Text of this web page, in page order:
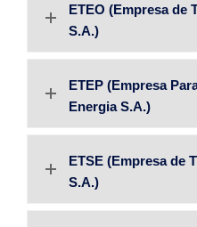
ETEO (Empresa de
S.A.)
ETEP (Empresa
Energia S.A.)
ETSE (Empresa de
S.A.)